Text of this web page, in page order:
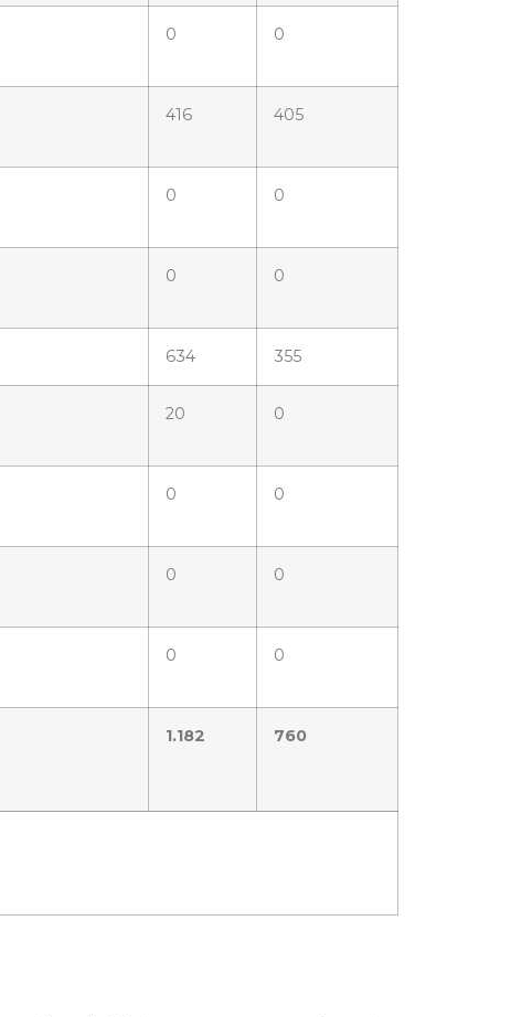
0 0
416 405
0 0
0 0
634 355
20 0
0 0
0 0
0 0
1.182 760